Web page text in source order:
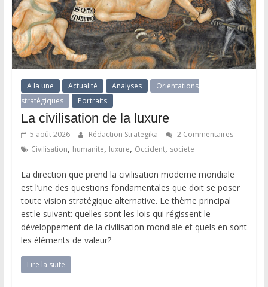
A la une Actualité Analyses
Orientations
stratégiques
Portraits
La civilisation de la luxure
5 août 2026 Rédaction Strategika
2 Commentaires
Civilisation, humanite, luxure, Occident, societe
La direction que prend la civilisation moderne mondiale
est l’une des questions fondamentales que doit se poser
toute vision stratégique alternative. Le thème principal
est le suivant: quelles sont les lois qui régissent le
développement de la civilisation mondiale et quels en sont
les éléments de valeur?
Lire la suite